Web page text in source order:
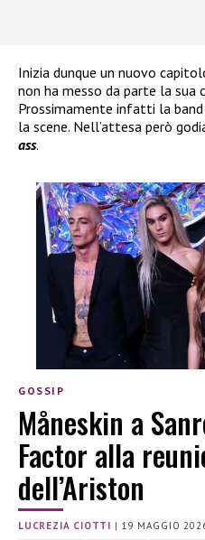
Inizia dunque un nuovo
non ha messo da parte la sua
Prossimamente infatti la
la scene. Nell’attesa però
ass.
GOSSIP
Måneskin a
Factor alla
dell’Ariston
LUCREZIA CIOTTI | 19 MAGGIO